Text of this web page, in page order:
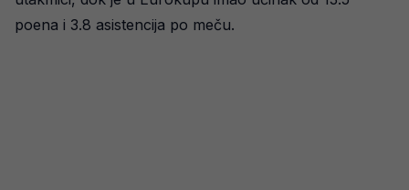
poena i 3.8 asistencija po meču.